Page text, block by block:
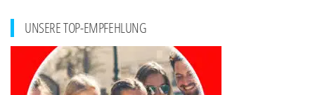
UNSERE TOP-EMPFEHLUNG